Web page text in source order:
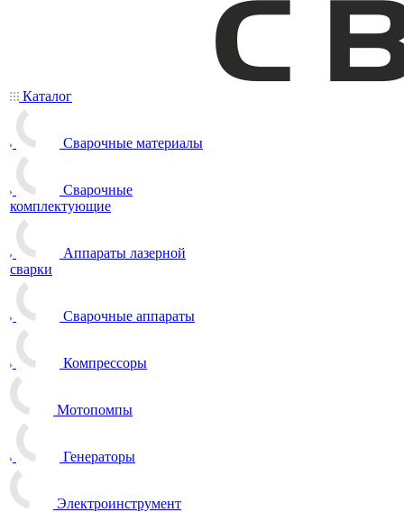
Каталог
Сварочные материалы
Сварочные
комплектующие
Аппараты лазерной
сварки
Сварочные аппараты
Компрессоры
Мотопомпы
Генераторы
Электроинструмент